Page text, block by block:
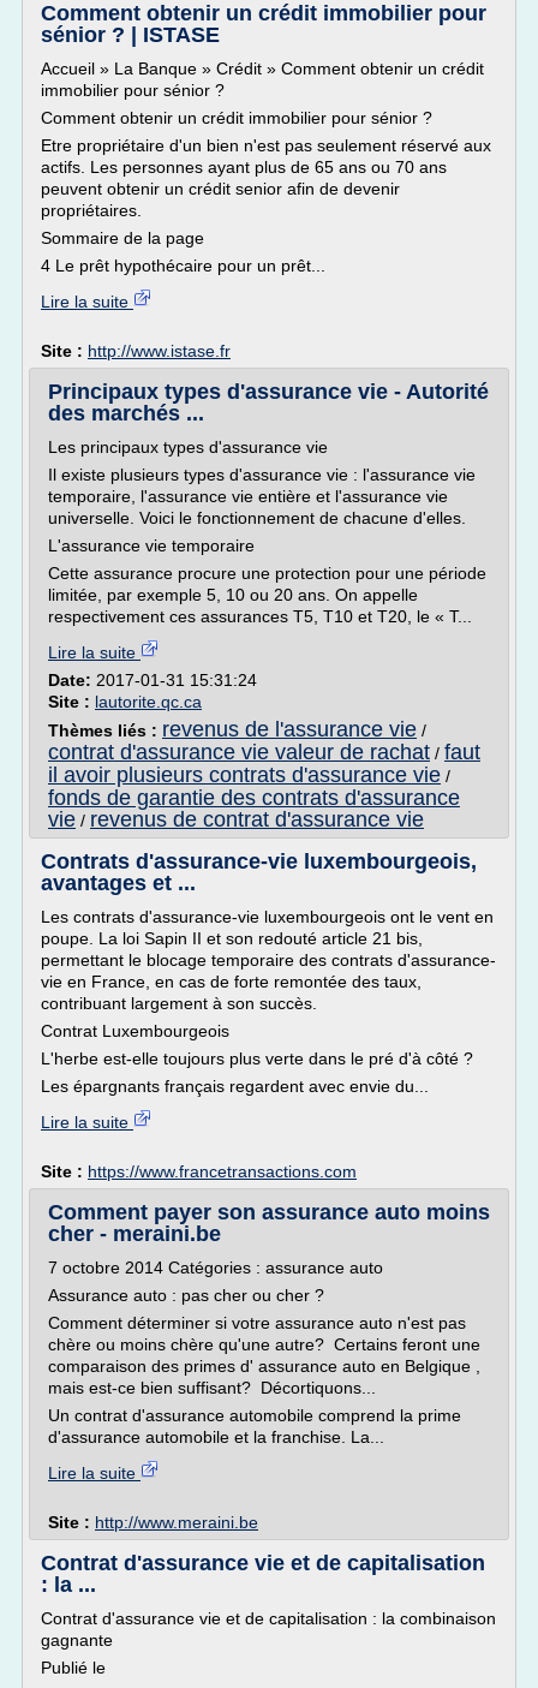
Comment obtenir un crédit immobilier pour
sénior ? | ISTASE
Accueil » La Banque » Crédit » Comment obtenir un crédit
immobilier pour sénior ?
Comment obtenir un crédit immobilier pour sénior ?
Etre propriétaire d'un bien n'est pas seulement réservé aux
actifs. Les personnes ayant plus de 65 ans ou 70 ans
peuvent obtenir un crédit senior afin de devenir
propriétaires.
Sommaire de la page
4 Le prêt hypothécaire pour un prêt...
Lire la suite
Site : http://www.istase.fr
Principaux types d'assurance vie - Autorité
des marchés ...
Les principaux types d'assurance vie
Il existe plusieurs types d'assurance vie : l'assurance vie
temporaire, l'assurance vie entière et l'assurance vie
universelle. Voici le fonctionnement de chacune d'elles.
L'assurance vie temporaire
Cette assurance procure une protection pour une période
limitée, par exemple 5, 10 ou 20 ans. On appelle
respectivement ces assurances T5, T10 et T20, le « T...
Lire la suite
Date: 2017-01-31 15:31:24
Site : lautorite.qc.ca
Thèmes liés : revenus de l'assurance vie /
contrat d'assurance vie valeur de rachat / faut
il avoir plusieurs contrats d'assurance vie /
fonds de garantie des contrats d'assurance
vie / revenus de contrat d'assurance vie
Contrats d'assurance-vie luxembourgeois,
avantages et ...
Les contrats d'assurance-vie luxembourgeois ont le vent en
poupe. La loi Sapin II et son redouté article 21 bis,
permettant le blocage temporaire des contrats d'assurance-
vie en France, en cas de forte remontée des taux,
contribuant largement à son succès.
Contrat Luxembourgeois
L'herbe est-elle toujours plus verte dans le pré d'à côté ?
Les épargnants français regardent avec envie du...
Lire la suite
Site : https://www.francetransactions.com
Comment payer son assurance auto moins
cher - meraini.be
7 octobre 2014 Catégories : assurance auto
Assurance auto : pas cher ou cher ?
Comment déterminer si votre assurance auto n'est pas
chère ou moins chère qu'une autre? Certains feront une
comparaison des primes d' assurance auto en Belgique ,
mais est-ce bien suffisant? Décortiquons...
Un contrat d'assurance automobile comprend la prime
d'assurance automobile et la franchise. La...
Lire la suite
Site : http://www.meraini.be
Contrat d'assurance vie et de capitalisation
: la ...
Contrat d'assurance vie et de capitalisation : la combinaison
gagnante
Publié le